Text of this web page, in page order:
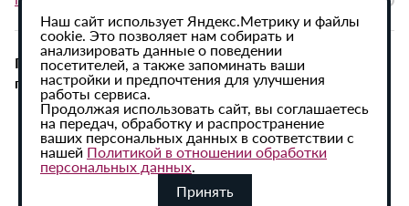
При использовании материалов сайта активная
гиперссылка на ИА «Регион 64» обязательна.
Наш сайт использует Яндекс.Метрику и файлы
cookie. Это позволяет нам собирать и
анализировать данные о поведении
посетителей, а также запоминать ваши
настройки и предпочтения для улучшения
работы сервиса.
Продолжая использовать сайт, вы соглашаетесь
на передач, обработку и распространение
ваших персональных данных в соответствии с
нашей Политикой в отношении обработки
персональных данных.
Принять